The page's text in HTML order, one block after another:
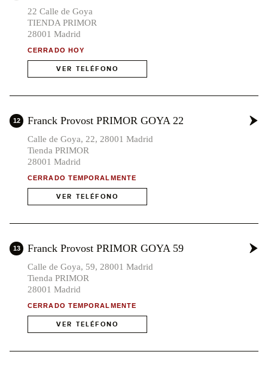
22 Calle de Goya
TIENDA PRIMOR
28001 Madrid
CERRADO HOY
VER TELÉFONO
12 Franck Provost PRIMOR GOYA 22
Calle de Goya, 22, 28001 Madrid
Tienda PRIMOR
28001 Madrid
CERRADO TEMPORALMENTE
VER TELÉFONO
13 Franck Provost PRIMOR GOYA 59
Calle de Goya, 59, 28001 Madrid
Tienda PRIMOR
28001 Madrid
CERRADO TEMPORALMENTE
VER TELÉFONO